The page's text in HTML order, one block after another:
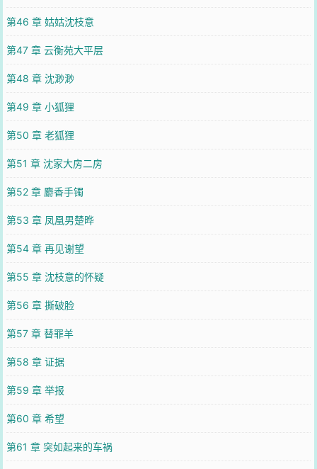
第46 章 姑姑沈枝意
第47 章 云衡苑大平层
第48 章 沈渺渺
第49 章 小狐狸
第50 章 老狐狸
第51 章 沈家大房二房
第52 章 麝香手镯
第53 章 凤凰男楚晔
第54 章 再见谢望
第55 章 沈枝意的怀疑
第56 章 撕破脸
第57 章 替罪羊
第58 章 证据
第59 章 举报
第60 章 希望
第61 章 突如起来的车祸